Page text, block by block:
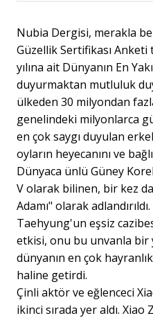
Nubia Dergisi, merakla
Güzellik Sertifikası Anketi
yılına ait Dünyanın En
duyurmaktan mutluluk
ülkeden 30 milyondan
genelindeki milyonlarca
en çok saygı duyulan
oyların heyecanını ve
Dünyaca ünlü Güney
V olarak bilinen, bir kez
Adamı" olarak
Taehyung'un eşsiz
etkisi, onu bu unvanla bir
dünyanın en çok
haline getirdi.
Çinli aktör ve eğlenceci
ikinci sırada yer aldı.